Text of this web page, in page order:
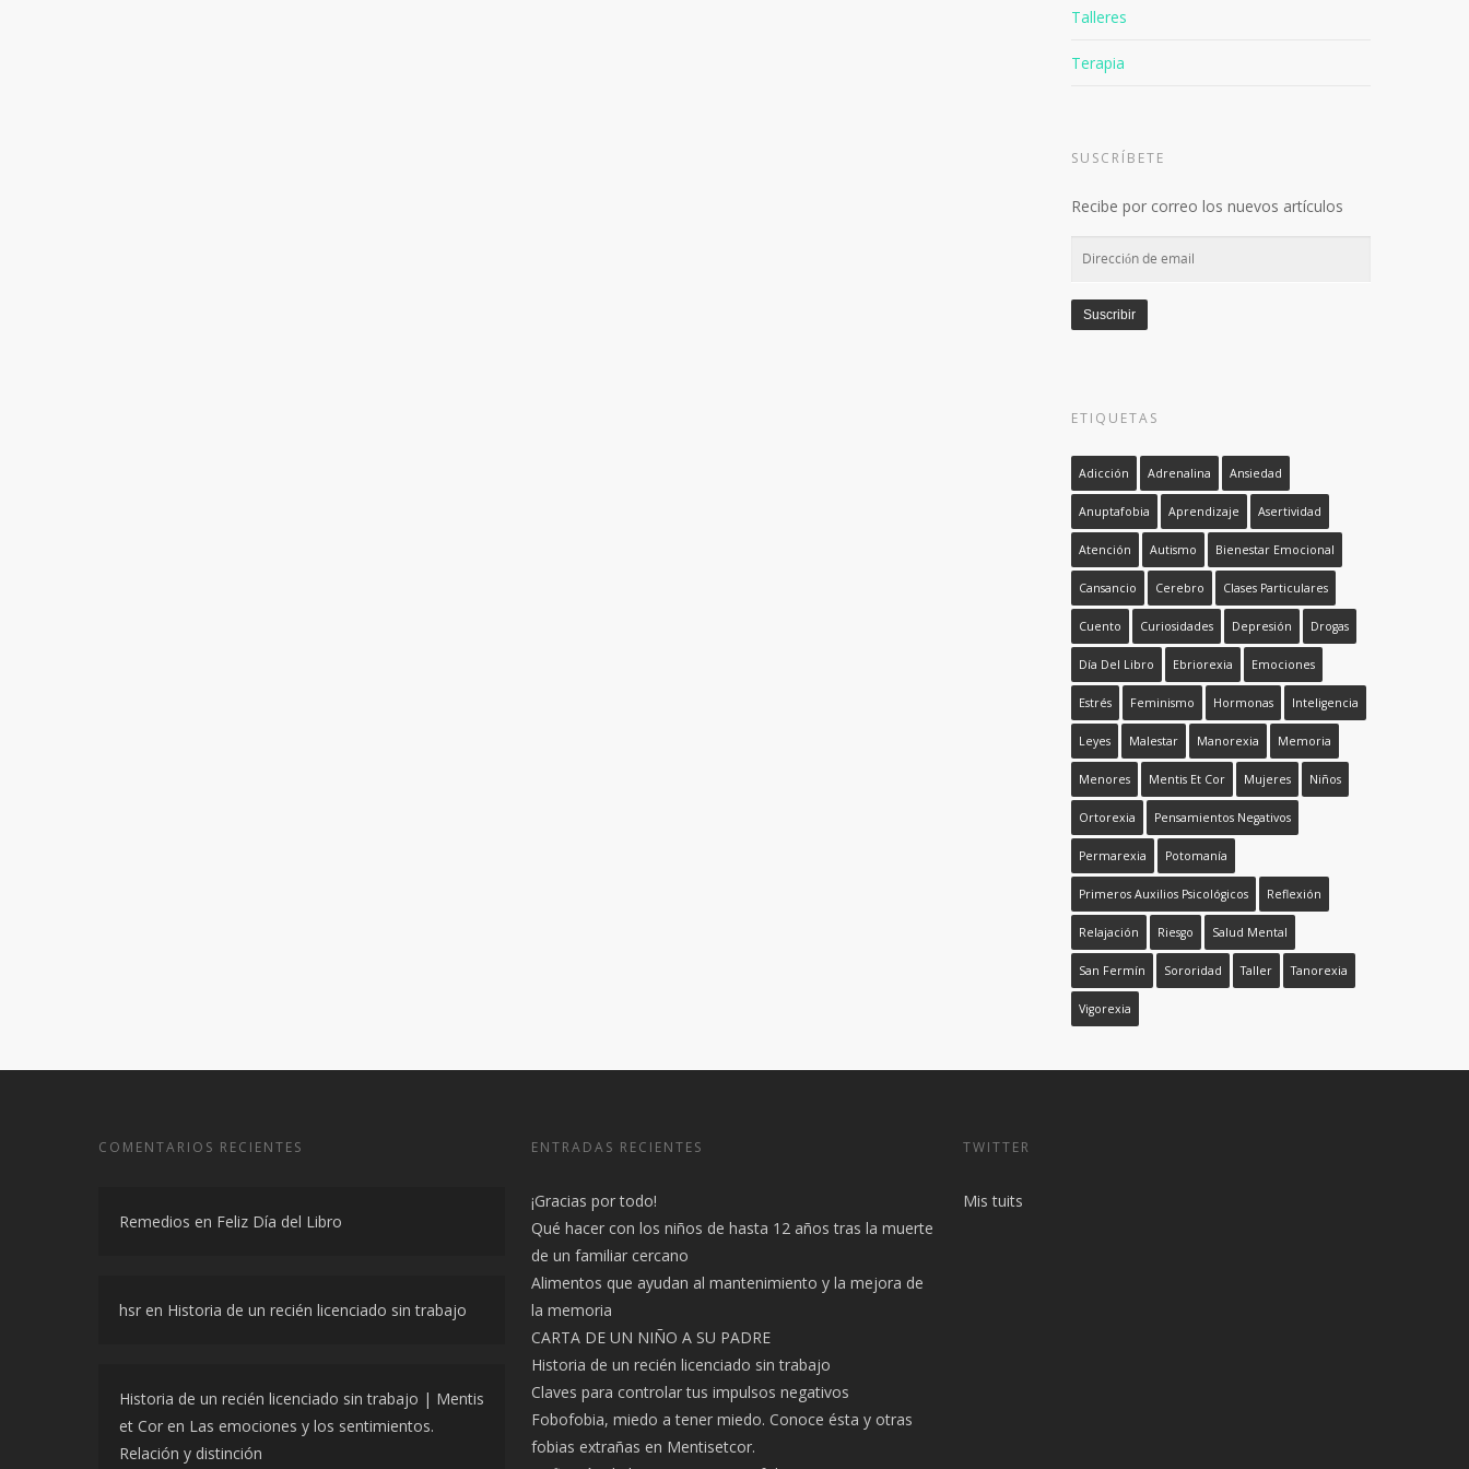
Talleres
Terapia
SUSCRÍBETE
Recibe por correo los nuevos artículos
Dirección
email
Suscribir
ETIQUETAS
Adicción Adrenalina Ansiedad
Anuptafobia Aprendizaje Asertividad
Atención Autismo Bienestar Emocional
Cansancio Cerebro Clases Particulares
Cuento Curiosidades Depresión Drogas
Día Del Libro Ebriorexia Emociones
Estrés Feminismo Hormonas Inteligencia
Leyes Malestar Manorexia Memoria
Menores Mentis Et Cor Mujeres Niños
Ortorexia Pensamientos Negativos
Permarexia Potomanía
Primeros Auxilios Psicológicos Reflexión
Relajación Riesgo Salud Mental
San Fermín Sororidad Taller Tanorexia
Vigorexia
COMENTARIOS RECIENTES
Remedios en Feliz Día del Libro
hsr en Historia de un recién licenciado sin trabajo
Historia de un recién licenciado sin trabajo | Mentis
et Cor en Las emociones y los sentimientos.
Relación y distinción
ENTRADAS RECIENTES
¡Gracias por todo!
Qué hacer con los niños de hasta 12 años tras la muerte
de un familiar cercano
Alimentos que ayudan al mantenimiento y la mejora de
la memoria
CARTA DE UN NIÑO A SU PADRE
Historia de un recién licenciado sin trabajo
Claves para controlar tus impulsos negativos
Fobofobia, miedo a tener miedo. Conoce ésta y otras
fobias extrañas en Mentisetcor.
TWITTER
Mis tuits